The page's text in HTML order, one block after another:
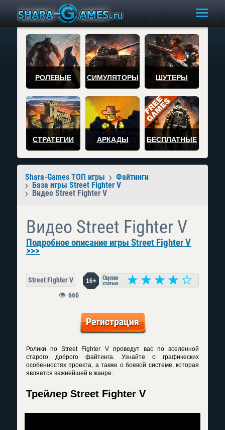
РОЛЕВЫЕ СИМУЛЯТОРЫ ШУТЕРЫ
СТРАТЕГИИ АРКАДЫ БЕСПЛАТНЫЕ
Shara-Games ТОП игры
Файтинги
База игры Street Fighter V
Видео Street Fighter V
Видео Street Fighter V
Подробное описание игры Street Fighter V
>>>
Street Fighter V 16+
660
Регистрация
Ролики по Street Fighter V проведут вас по вселенной
старого доброго файтинга. Узнайте о графических
особенностях проекта, а также о боевой системе, которая
является важнейшей в жанре.
Трейлер Street Fighter V